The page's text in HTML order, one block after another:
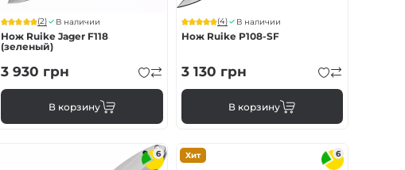
(2) В наличии
Нож Ruike Jager F118
(зеленый)
3 930 грн
В корзину
(4) В наличии
Нож Ruike P108-SF
3 130 грн
В корзину
6 Хит 6